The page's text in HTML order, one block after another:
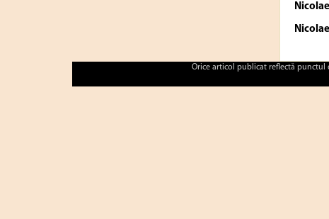
Orice articol publicat reflectă punctul